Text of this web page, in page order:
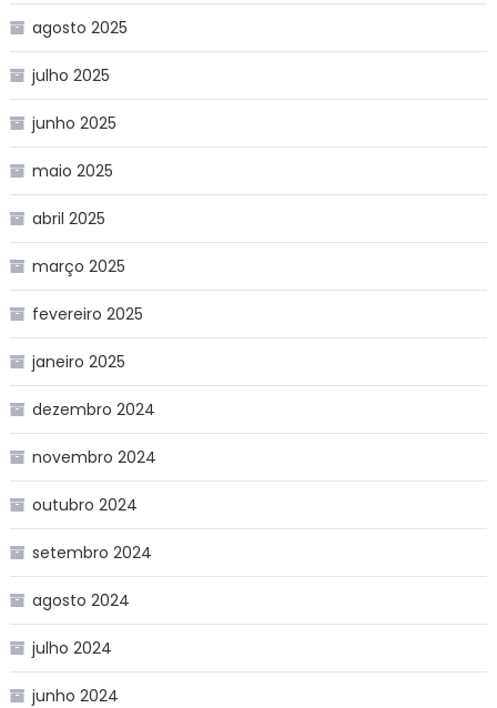
agosto 2025
julho 2025
junho 2025
maio 2025
abril 2025
março 2025
fevereiro 2025
janeiro 2025
dezembro 2024
novembro 2024
outubro 2024
setembro 2024
agosto 2024
julho 2024
junho 2024